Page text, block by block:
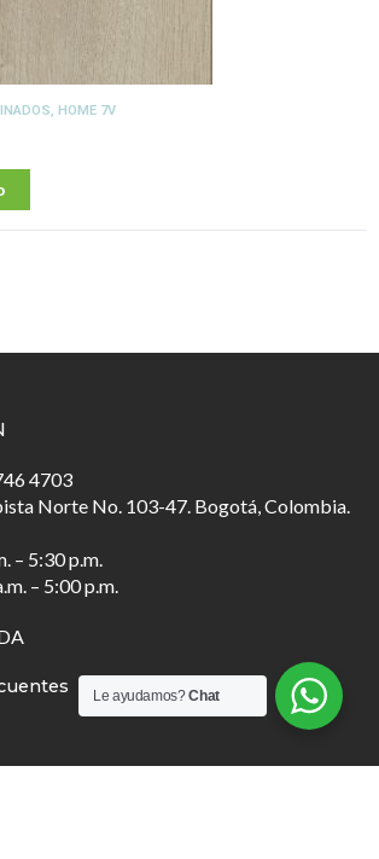
, HOME 7V
4703
Norte No. 103-47. Bogotá, Colombia.
– 5:30 p.m.
– 5:00 p.m.
Le ayudamos?Chat